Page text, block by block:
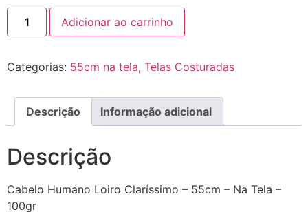
Adicionar ao carrinho
Categorias: 55cm na tela, Telas Costuradas
Descrição Informação adicional
Descrição
Cabelo Humano Loiro Claríssimo – 55cm – Na Tela –
100gr